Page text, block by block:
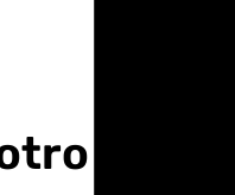
año